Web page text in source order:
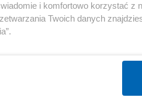
i komfortowo korzystać z
Twoich danych